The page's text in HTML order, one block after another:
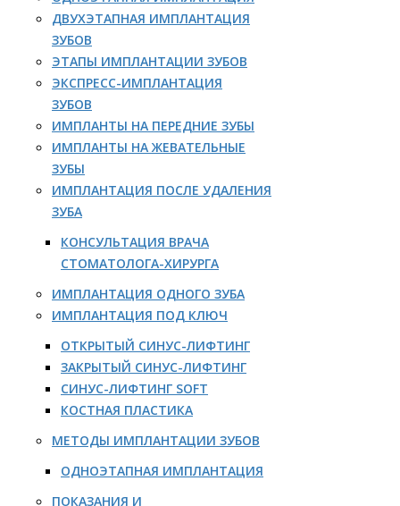
ДВУХЭТАПНАЯ ИМПЛАНТАЦИЯ
ЗУБОВ
ЭТАПЫ ИМПЛАНТАЦИИ ЗУБОВ
ЭКСПРЕСС-ИМПЛАНТАЦИЯ
ЗУБОВ
ИМПЛАНТЫ НА ПЕРЕДНИЕ ЗУБЫ
ИМПЛАНТЫ НА ЖЕВАТЕЛЬНЫЕ
ЗУБЫ
ИМПЛАНТАЦИЯ ПОСЛЕ УДАЛЕНИЯ
ЗУБА
КОНСУЛЬТАЦИЯ ВРАЧА
СТОМАТОЛОГА-ХИРУРГА
ИМПЛАНТАЦИЯ ОДНОГО ЗУБА
ИМПЛАНТАЦИЯ ПОД КЛЮЧ
ОТКРЫТЫЙ СИНУС-ЛИФТИНГ
ЗАКРЫТЫЙ СИНУС-ЛИФТИНГ
СИНУС-ЛИФТИНГ SOFT
КОСТНАЯ ПЛАСТИКА
МЕТОДЫ ИМПЛАНТАЦИИ ЗУБОВ
ОДНОЭТАПНАЯ ИМПЛАНТАЦИЯ
ПОКАЗАНИЯ И